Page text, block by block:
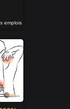
emplois